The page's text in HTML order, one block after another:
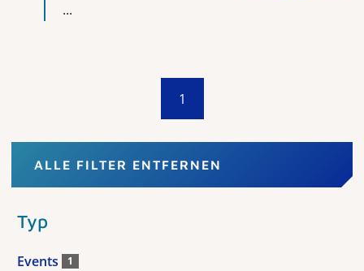
...
1
ALLE FILTER ENTFERNEN
Typ
Events 1